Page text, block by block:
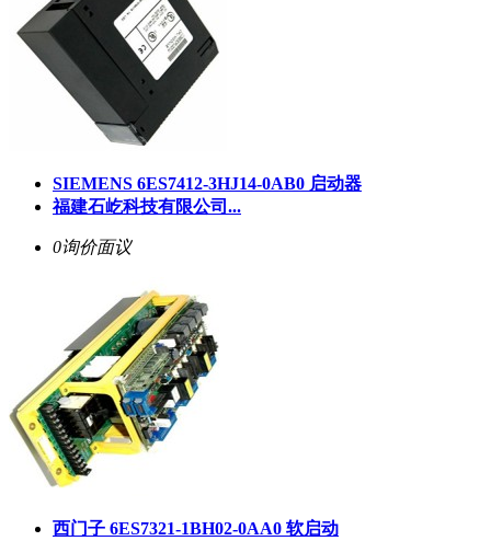
SIEMENS 6ES7412-3HJ14-0AB0 启动器
福建石屹科技有限公司...
0询价面议
西门子 6ES7321-1BH02-0AA0 软启动